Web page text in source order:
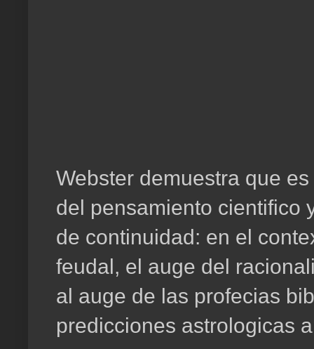
Webster demuestra que
del pensamiento cientifico
de continuidad: en el
feudal, el auge del
al auge de las profecias
predicciones astrologicas